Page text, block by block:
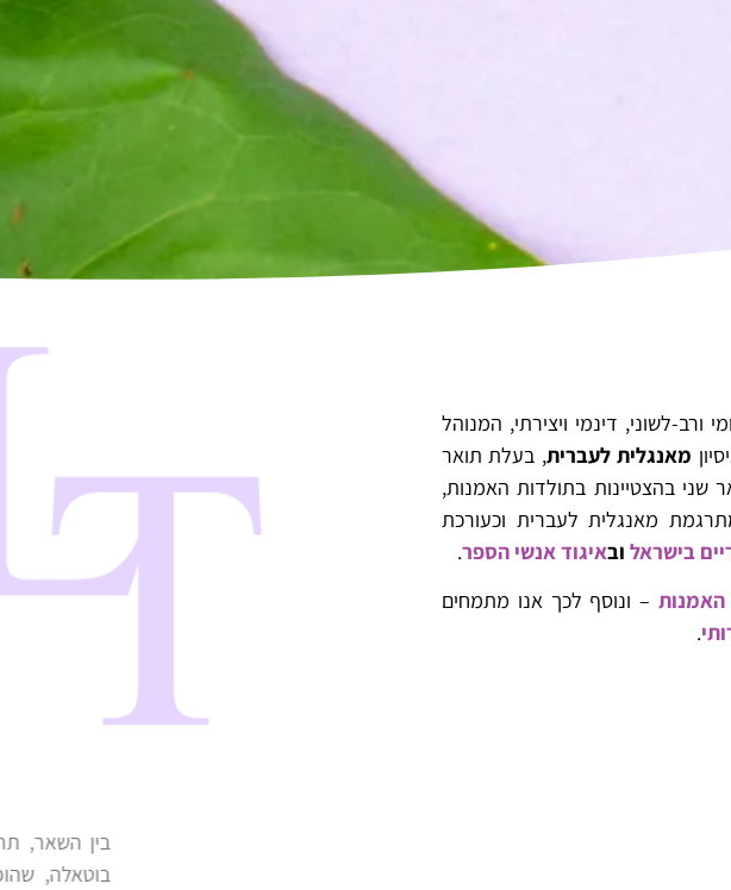
לשוני, דינמי ויצירתי, המנוהל
מאנגלית לעברית, בעלת תואר
שני בהצטיינות בתולדות האמנות,
מאנגלית לעברית וכעורכת
בישראל ובאיגוד אנשי הספר.
– ונוסף לכך אנו מתמחים
.
בין השאר, תרגמה עטרה מוסקוביץ' סיפורים
(2015)